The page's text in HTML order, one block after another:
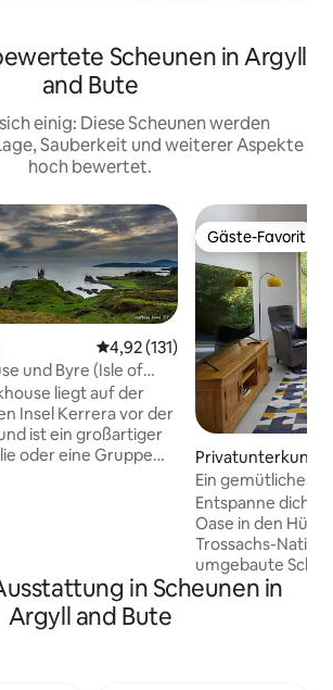
Scheunen in Argyll
and Bute
einig: Diese Scheunen werden
Sauberkeit und weiterer Aspekte
hoch bewertet.
Durchschnittliche Bewertung:
4,92 (131)
und Byre (Isle of
liegt auf der
Insel Kerrera vor der
ist ein großartiger
oder eine Gruppe
WICHTIG: Die letzte
Uhr. Fahrplan siehe
Gäste-Favorit
Gäste-Favorit
Privatunterkunft
d Bute Council
Ein gemütliches
Entspanne dich
Oase in den
Trossachs-
umgebaute
Schlafzimmer mit
in Scheunen in
Argyll and Bute